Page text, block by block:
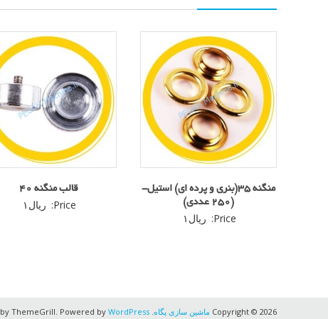
منگنه 35(بنری و پرده ای) استیل-
(250 عددی)
Price: ریال ۱
قالب منگنه ۴۰
Price: ریال ۱
Copyright © 2026 ماشین سازی پگاه by ThemeGrill. Powered by WordPress